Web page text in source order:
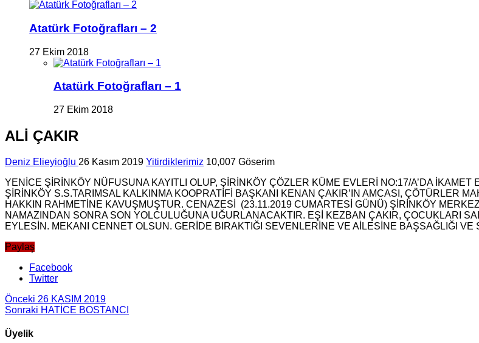
Atatürk Fotoğrafları – 2
27 Ekim 2018
Atatürk Fotoğrafları – 1
27 Ekim 2018
ALİ ÇAKIR
Deniz Elieyioğlu 26 Kasım 2019 Yitirdiklerimiz 10,007 Göserim
YENİCE ŞİRİNKÖY NÜFUSUNA KAYITLI OLUP, ŞİRİNKÖY ÇÖZLER KÜME EVLERİ NO:17/A’DA
ŞİRİNKÖY S.S.TARIMSAL KALKINMA KOOPRATİFİ BAŞKANI KENAN ÇAKIR’IN AMCASI, ÇÖTÜRLER
HAKKIN RAHMETİNE KAVUŞMUŞTUR. CENAZESİ (23.11.2019 CUMARTESİ GÜNÜ) ŞİRİNKÖY
NAMAZINDAN SONRA SON YOLCULUĞUNA UĞURLANACAKTIR. EŞİ KEZBAN ÇAKIR, ÇOCUKLARI
EYLESİN. MEKANI CENNET OLSUN. GERİDE BIRAKTIĞI SEVENLERİNE VE AİLESİNE BAŞSAĞLIĞI VE
Paylaş
Facebook
Twitter
Önceki 26 KASIM 2019
Sonraki HATİCE BOSTANCI
Üyelik